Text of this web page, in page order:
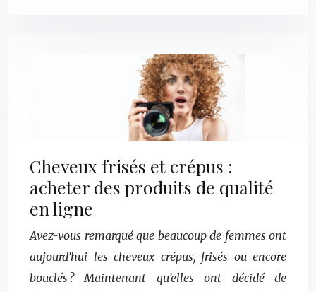
Cheveux frisés et crépus :
acheter des produits de qualité
en ligne
Avez-vous remarqué que beaucoup de femmes ont
aujourd’hui les cheveux crépus, frisés ou encore
bouclés ? Maintenant qu’elles ont décidé de